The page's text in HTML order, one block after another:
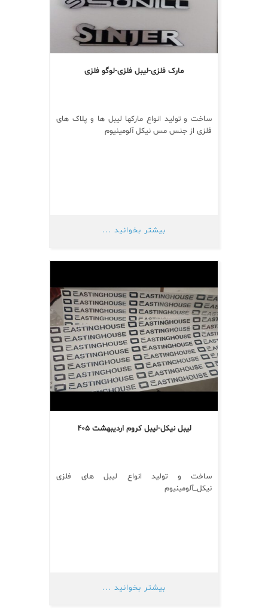
مارک فلزی-لیبل فلزی-لوگو فلزی
ساخت و تولید انواع مارکها لیبل ها و پلاک های
فلزی از جنس مس نیکل آلومینیوم
بیشتر بخوانید ...
لیبل نیکل-لیبل کروم اردیبهشت ۴۰۵
ساخت و تولید انواع لیبل های فلزی
نیکل_آلومینیوم
بیشتر بخوانید ...